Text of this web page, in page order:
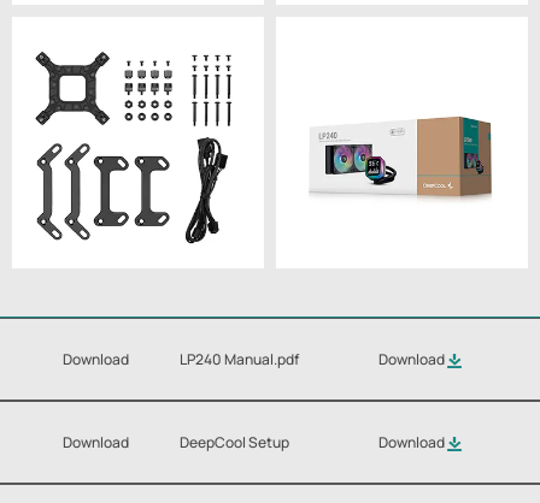
Download LP240 Manual.pdf Download
Download DeepCool Setup Download